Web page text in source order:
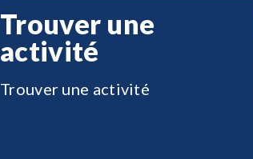
Trouver une
activité
Trouver une activité